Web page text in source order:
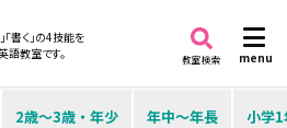
」「書く」の4技能を
語教室です。
menu
教室検索
2歳～3歳・年少 年中～年長 小学